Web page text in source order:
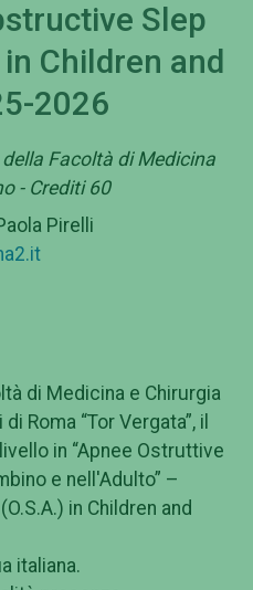
Slep
Children and
2026
Facoltà di Medicina
- Crediti 60
Pirelli
di Medicina e Chirurgia
Roma “Tor Vergata”, il
in “Apnee Ostruttive
e nell'Adulto” –
in Children and
italiana.